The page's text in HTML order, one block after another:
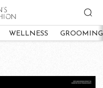
WELLNESS GROOMING